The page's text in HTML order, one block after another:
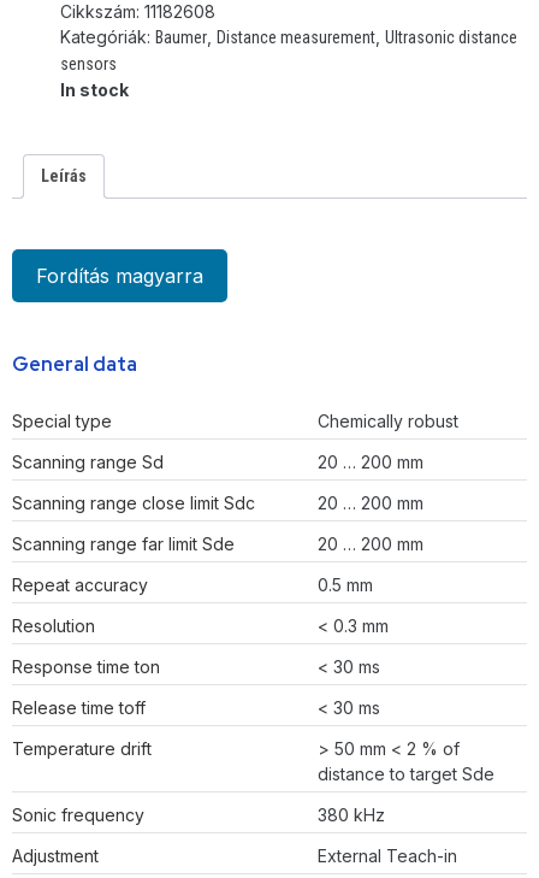
Cikkszám: 11182608
Kategóriák: Baumer Distance measurement Ultrasonic distance
sensors
In stock
Leírás
Fordítás magyarra
General data
Special type
Chemically robust
Scanning range Sd
20 … 200 mm
Scanning range close limit Sdc
20 … 200 mm
Scanning range far limit Sde
20 … 200 mm
Repeat accuracy
0.5 mm
Resolution
< 0.3 mm
Response time ton
< 30 ms
Release time toff
< 30 ms
Temperature drift
> 50 mm < 2 % of
distance to target Sde
Sonic frequency
380 kHz
Adjustment
External Teach-in